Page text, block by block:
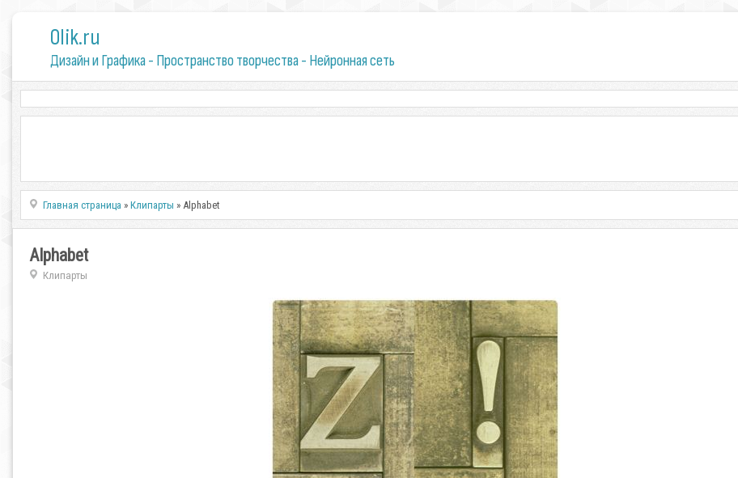
0lik.ru
Дизайн и Графика - Пространство творчества - Нейронная сеть
Главная страница »Клипарты » Alphabet
Alphabet
Клипарты